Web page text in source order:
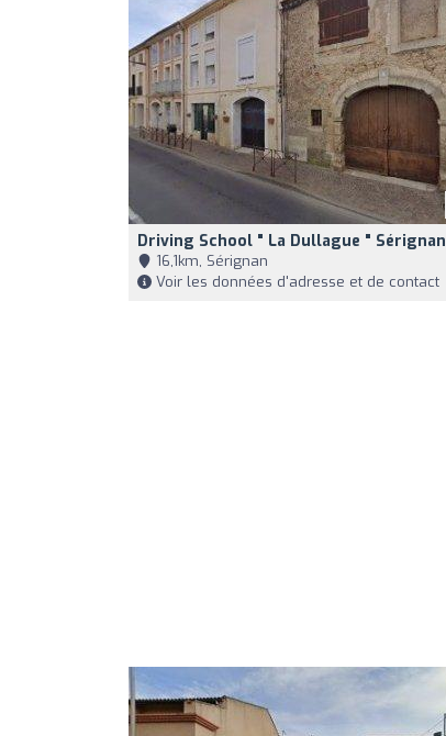
Driving School " La Dullague " Sérignan
16,1km, Sérignan
Voir les données d'adresse et de contact